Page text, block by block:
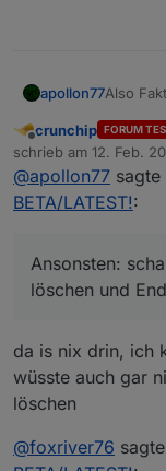
apollon77Also
tun. Ich
Dateien
das vllt
wenn
Offline
crunchip FORUM
schrieb am 12. Feb.
zuletzt editiert von
@apollon77 sagte
BETA/LATEST!:
Ansonsten:
löschen und
da is nix drin, ich
wüsste auch gar
löschen
@foxriver76